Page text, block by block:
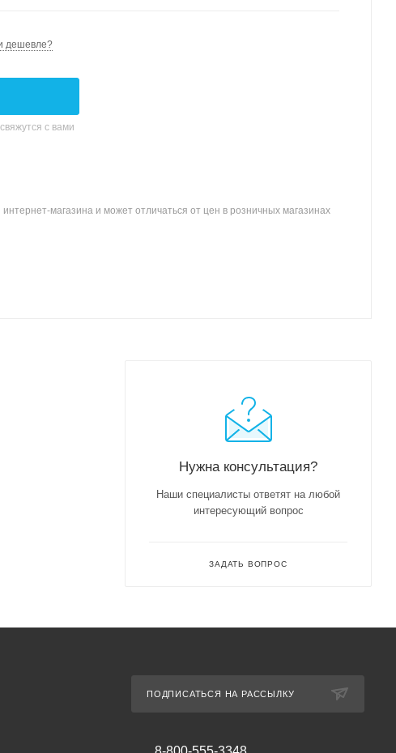
дешевле?
с вами
магазина и может отличаться от цен в розничных магазинах
Нужна консультация?
Наши специалисты ответят на любой
интересующий вопрос
ЗАДАТЬ ВОПРОС
ПОДПИСАТЬСЯ НА РАССЫЛКУ